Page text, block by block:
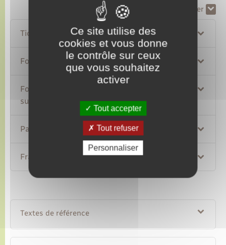
Tout replier Tout déplier
Ticket modérateur
Forfait de 24 € pour certains actes lourds
Forfait de participation aux urgences non
suivie d'une hospitalisation
Participation forfaitaire de 1 €
Franchises médicales
Textes de référence
Ce site utilise des
cookies et vous donne
le contrôle sur ceux
que vous souhaitez
activer
Tout accepter
Tout refuser
Personnaliser